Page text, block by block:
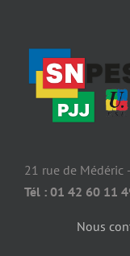
21 rue de Médéric
Tél : 01 42 60 11
Nous